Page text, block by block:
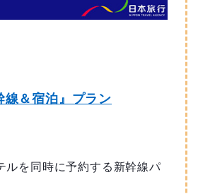
線＆宿泊』プラン
ルを同時に予約する新幹線パ